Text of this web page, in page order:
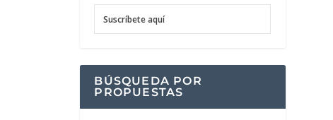
Suscríbete aquí
BÚSQUEDA POR
PROPUESTAS